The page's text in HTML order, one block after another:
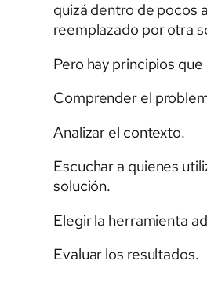
quizá dentro de pocos
reemplazado por otra
Pero hay principios
Comprender el
Analizar el contexto.
Escuchar a quienes
solución.
Elegir la herramienta
Evaluar los resultados.